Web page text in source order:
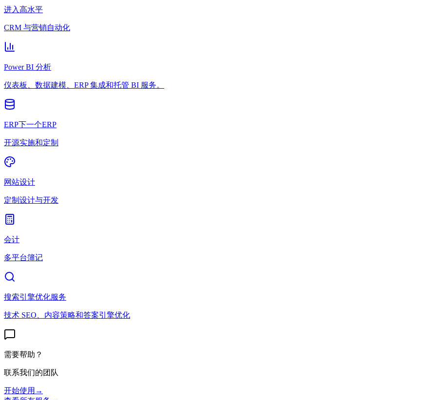
进入高水平
CRM 与营销自动化
Power BI 分析
仪表板、数据建模、ERP 集成和托管 BI 服务。
ERP下一个ERP
开源实施和定制
网站设计
定制设计与开发
会计
多平台簿记
搜索引擎优化服务
技术 SEO、内容策略和答案引擎优化
需要帮助？
联系我们的团队
开始使用 →